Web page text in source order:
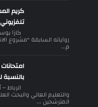
كريم
تلفزيوني
كازا
رواياته السابقة "مشروع
م...
بالنسبة
الرباط
والتعليم العالي والبحث
المترشحين ...